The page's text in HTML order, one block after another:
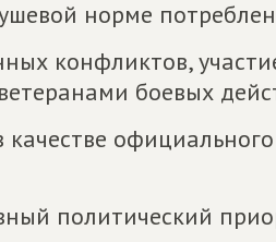
норме
конфликтов,
боевых
качестве
политический